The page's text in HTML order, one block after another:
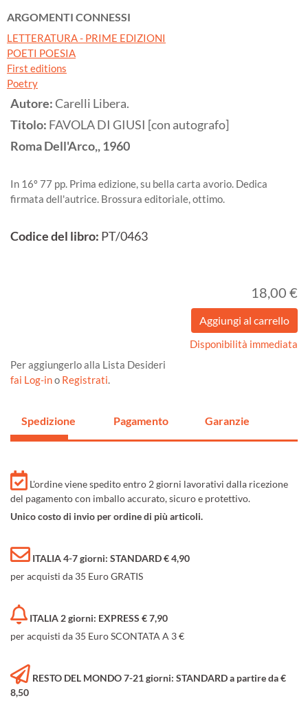
ARGOMENTI CONNESSI
LETTERATURA - PRIME EDIZIONI
POETI POESIA
First editions
Poetry
Autore:Carelli Libera.
Titolo: FAVOLA DI GIUSI [con autografo]
RomaDell'Arco,,1960
In 16º 77 pp. Prima edizione, su bella carta avorio. Dedica
firmata dell'autrice. Brossura editoriale, ottimo.
Codice del libro: PT/0463
18,00 €
Disponibilità immediata
Per aggiungerlo alla Lista Desideri
fai Log-ino Registrati.
Spedizione Pagamento Garanzie
L'ordine viene spedito entro 2 giorni lavorativi dalla ricezione
del pagamento con imballo accurato, sicuro e protettivo.
Unico costo di invio per ordine di più articoli.
ITALIA 4-7 giorni: STANDARD € 4,90
per acquisti da 35 Euro GRATIS
ITALIA 2 giorni: EXPRESS € 7,90
per acquisti da 35 Euro SCONTATA A 3 €
RESTO DEL MONDO 7-21 giorni: STANDARD a partire da €
8,50